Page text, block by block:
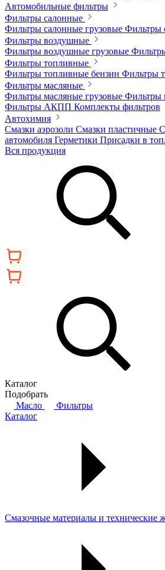
Автомобильные фильтры
Фильтры салонные
Фильтры салонные грузовые Фильтры
Фильтры воздушные
Фильтры воздушные грузовые
Фильтры топливные
Фильтры топливные бензин Фильтры
Фильтры масляные
Фильтры масляные грузовые Фильтры
Фильтры АКПП Комплекты фильтров
Автохимия
Смазки аэрозоли Смазки пластичные
автомобиля Герметики Присадки в
Вся продукция
Каталог
Подобрать
Масло
Фильтры
Каталог
Смазочные материалы и технические